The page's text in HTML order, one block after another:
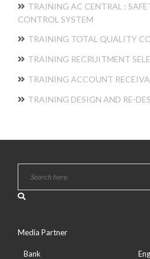
TRAINING AC CENTRAL :
CONTROL SYSTEM
TRAINING TOTAL QUALITY
TRAINING RECRUITMENT
TRAINING ACCOUNT
TRAINING DESIGN AND RE-
Media Partner
Bank